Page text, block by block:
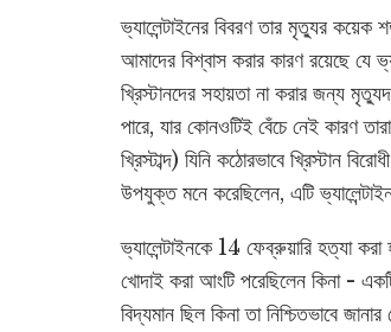
ভ্যালেন্টাইনের বিবরণ তার মৃত্যুর কয়েক
আমাদের বিশ্বাস করার কারণ রয়েছে যে
খ্রিস্টানদের সহায়তা না করার জন্য
পারে, যার কোনওটিই বেঁচে নেই কারণ
খ্রিস্টাব্দ) যিনি কঠোরভাবে খ্রিস্টান
উপযুক্ত মনে করেছিলেন, এটি
ভ্যালেন্টাইনকে 14 ফেব্রুয়ারি হত্যা
খোদাই করা আংটি পরেছিলেন কিনা -
বিদ্যমান ছিল কিনা তা নিশ্চিতভাবে